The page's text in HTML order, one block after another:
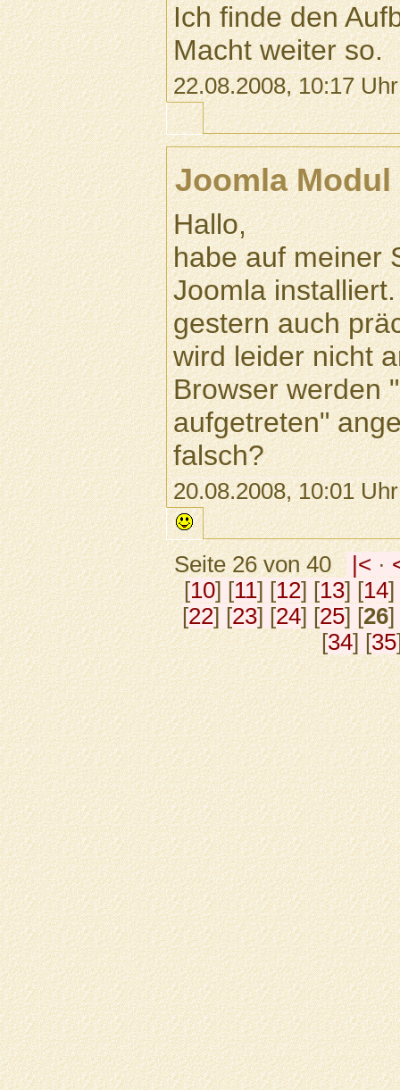
Ich finde den
Macht weiter so.
22.08.2008, 10:17 Uhr
Joomla Modul
Hallo,
habe auf meiner
Joomla
gestern auch
wird leider nicht
Browser werden
aufgetreten"
falsch?
20.08.2008, 10:01 Uhr
Seite 26 von 40 |< ·
[10] [11] [12] [13] [14]
[22] [23] [24] [25] [26]
[34] [35